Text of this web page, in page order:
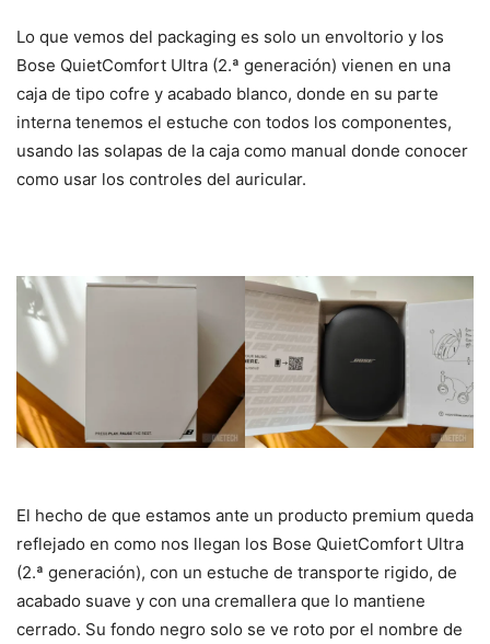
Lo que vemos del packaging es solo un envoltorio y los
Bose QuietComfort Ultra (2.ª generación) vienen en una
caja de tipo cofre y acabado blanco, donde en su parte
interna tenemos el estuche con todos los componentes,
usando las solapas de la caja como manual donde conocer
como usar los controles del auricular.
El hecho de que estamos ante un producto premium queda
reflejado en como nos llegan los Bose QuietComfort Ultra
(2.ª generación), con un estuche de transporte rigido, de
acabado suave y con una cremallera que lo mantiene
cerrado. Su fondo negro solo se ve roto por el nombre de